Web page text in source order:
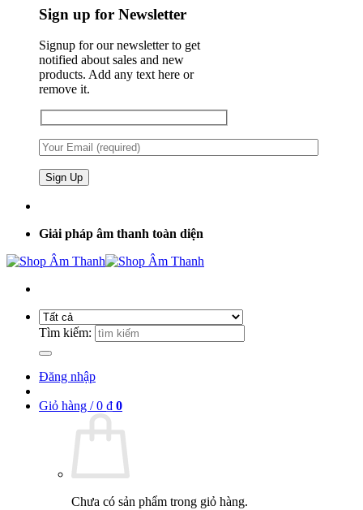
Sign up for Newsletter
Signup for our newsletter to get
notified about sales and new
products. Add any text here or
remove it.
Giải pháp âm thanh toàn diện
Tìm kiếm:
Đăng nhập
Giỏ hàng /0 ₫ 0
Chưa có sản phẩm trong giỏ hàng.